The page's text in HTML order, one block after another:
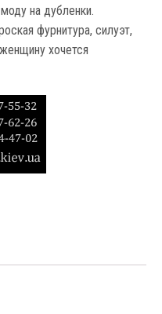
на дубленки.
фурнитура, силуэт,
хочется